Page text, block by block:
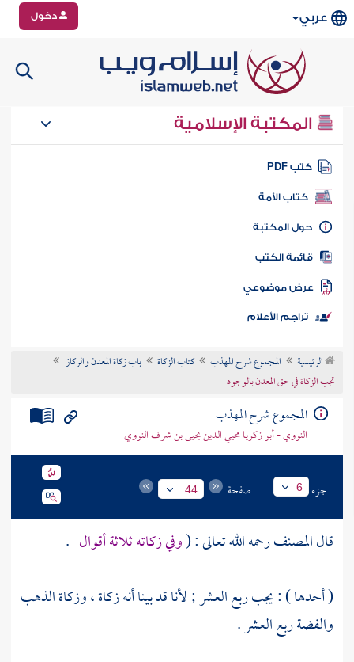
عربي دخول
المكتبة الإسلامية
كتب PDF
كتاب الأمة
المكتبة
الكتب
موضوعي
تراجم الأعلام
الرئيسية المجموع شرح المهذب كتاب الزكاة
باب زكاة المعدن والركاز
تجب الزكاة في حق المعدن بالوجود
المجموع شرح المهذب
النووي - أبو زكريا محيي الدين يحيى بن شرف النووي
جزء 6 صفحة 44
قالالمصنفرحمه الله تعالى : (وفي زكاته ثلاثة أقوال .
( أحدها ) : يجب ربع العشر ; لأنا قد بينا أنه زكاة ، وزكاة الذهب
والفضة ربع العشر .